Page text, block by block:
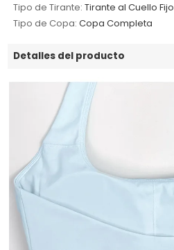
Tipo de Tirante: Tirante al Cuello Fijo
Tipo de Copa: Copa Completa
Detalles del producto